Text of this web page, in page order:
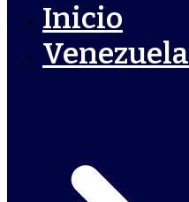
Inicio
Venezuela